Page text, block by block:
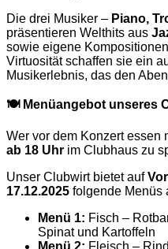
Die drei Musiker – Piano,
präsentieren Welthits aus
sowie eigene
Virtuosität schaffen sie ein
Musikerlebnis, das den
🍽 Menüangebot unseres
Wer vor dem Konzert essen
ab 18 Uhr im Clubhaus zu
Unser Clubwirt bietet auf
17.12.2025 folgende Menüs
Menü 1: Fisch –
Spinat und Kartoffeln
Menü 2: Fleisch –